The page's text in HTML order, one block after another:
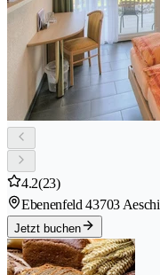
4.2(23)
Ebenenfeld 43703
Jetzt buchen